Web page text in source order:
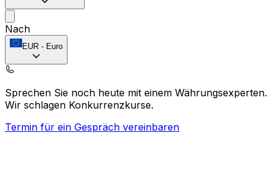
Nach
EUR - Euro
Sprechen Sie noch heute mit einem Währungsexperten.
Wir schlagen Konkurrenzkurse.
Termin für ein Gespräch vereinbaren